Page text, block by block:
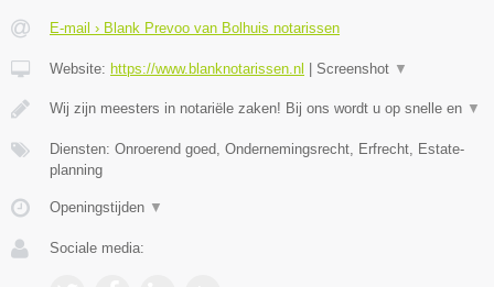
E-mail › Blank Prevoo van Bolhuis notarissen
Website: https://www.blanknotarissen.nl Screenshot ▼
Wij zijn meesters in notariële zaken! Bij ons wordt u op snelle en ▼
Diensten: Onroerend goed, Ondernemingsrecht, Erfrecht, Estate-
planning
Openingstijden ▼
Sociale media: